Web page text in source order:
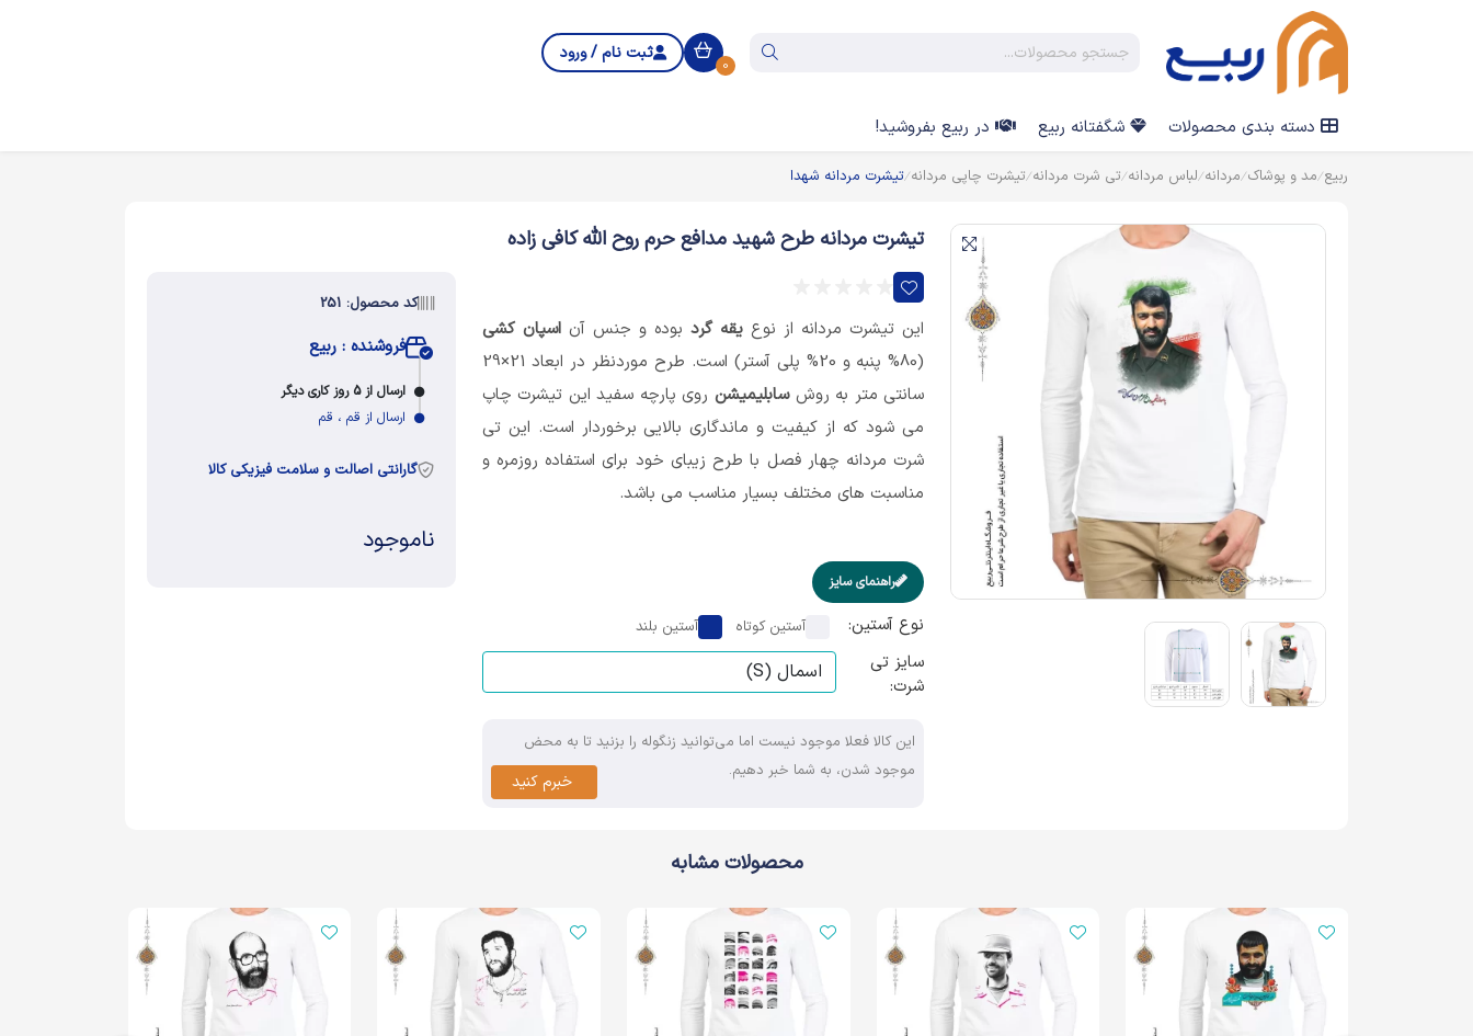
0
ثبت نام / ورود
دسته بندی محصولات شگفتانه ربیع در ربیع بفروشید!
ربیع مد و پوشاک مردانه لباس مردانه تی شرت مردانه تیشرت چاپی مردانه تیشرت مردانه شهدا
تیشرت مردانه طرح شهید مدافع حرم روح الله کافی زاده
این تیشرت مردانه از نوع یقه گرد بوده و جنس آناسپان کشی
(80% پنبه و 20% پلی آستر) است. طرح موردنظر در ابعاد 21×29
سانتی متر به روشسابلیمیشنروی پارچه سفید این تیشرت چاپ
می شود که از کیفیت و ماندگاری بالایی برخوردار است. این تی
شرت مردانه چهار فصل با طرح زیبای خود برای استفاده روزمره و
مناسبت های مختلف بسیار مناسب می باشد.
راهنمای سایز
نوع آستین: آستین کوتاه آستین بلند
سایز تی
شرت:
این کالا فعلا موجود نیست اما می‌توانید زنگوله را بزنید تا به محض
موجود شدن، به شما خبر دهیم.
خبرم کنید
کد محصول: 251
فروشنده : ربیع
ارسال از 5 روز کاری دیگر
ارسال از قم ، قم
گارانتی اصالت و سلامت فیزیکی کالا
ناموجود
محصولات مشابه